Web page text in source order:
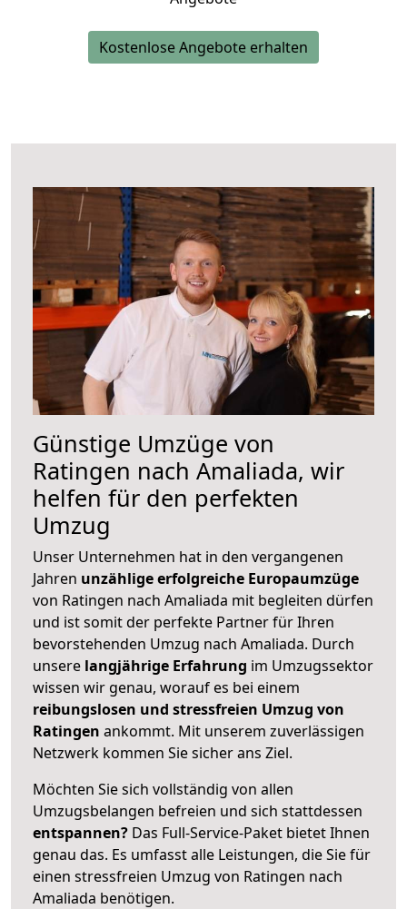
Kostenlose Angebote erhalten
Günstige Umzüge von
Ratingen nach Amaliada, wir
helfen für den perfekten
Umzug
Unser Unternehmen hat in den vergangenen
Jahren unzählige erfolgreiche Europaumzüge
von Ratingen nach Amaliada mit begleiten dürfen
und ist somit der perfekte Partner für Ihren
bevorstehenden Umzug nach Amaliada. Durch
unsere langjährige Erfahrung im Umzugssektor
wissen wir genau, worauf es bei einem
reibungslosen und stressfreien Umzug von
Ratingen ankommt. Mit unserem zuverlässigen
Netzwerk kommen Sie sicher ans Ziel.
Möchten Sie sich vollständig von allen
Umzugsbelangen befreien und sich stattdessen
entspannen? Das Full-Service-Paket bietet Ihnen
genau das. Es umfasst alle Leistungen, die Sie für
einen stressfreien Umzug von Ratingen nach
Amaliada benötigen.